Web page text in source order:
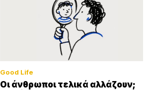
Good Life
Οι άνθρωποι τελικά αλλάζουν;